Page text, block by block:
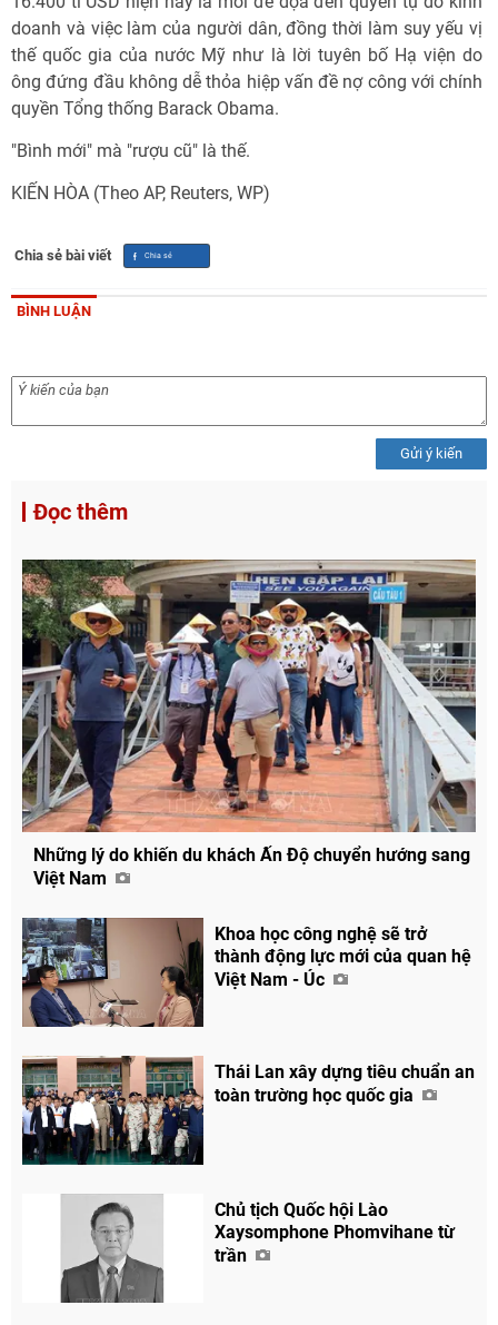
doanh và việc làm của người dân, đồng thời làm suy yếu vị
thế quốc gia của nước Mỹ như là lời tuyên bố Hạ viện do
ông đứng đầu không dễ thỏa hiệp vấn đề nợ công với chính
quyền Tổng thống Barack Obama.
"Bình mới" mà "rượu cũ" là thế.
KIẾN HÒA (Theo AP, Reuters, WP)
Chia sẻ bài viết
BÌNH LUẬN
Gửi ý kiến
Đọc thêm
Những lý do khiến du khách Ấn Độ chuyển hướng sang
Việt Nam
Khoa học công nghệ sẽ trở
thành động lực mới của quan hệ
Việt Nam - Úc
Thái Lan xây dựng tiêu chuẩn an
toàn trường học quốc gia
Chủ tịch Quốc hội Lào
Xaysomphone Phomvihane từ
trần